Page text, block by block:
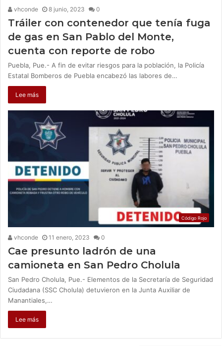
vhconde 8 junio, 2023 0
Tráiler con contenedor que tenía fuga
de gas en San Pablo del Monte,
cuenta con reporte de robo
Puebla, Pue.- A fin de evitar riesgos para la población, la Policía
Estatal Bomberos de Puebla encabezó las labores de…
Lee más
Código Rojo
vhconde 11 enero, 2023 0
Cae presunto ladrón de una
camioneta en San Pedro Cholula
San Pedro Cholula, Pue.- Elementos de la Secretaría de Seguridad
Ciudadana (SSC Cholula) detuvieron en la Junta Auxiliar de
Manantiales,…
Lee más